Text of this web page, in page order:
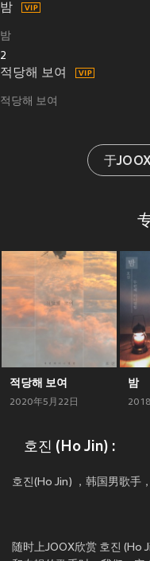
밤
밤
2
적당해 보여
적당해 보여
于
적당해 보여
2020年5月22日
밤
호진 (Ho Jin) :
호진(Ho Jin) ，韩国男歌手
随时上JOOX欣赏 호진 (Ho